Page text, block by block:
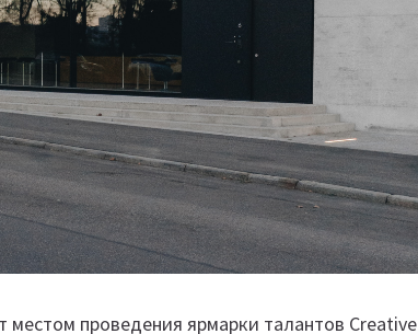
местом проведения ярмарки талантов Creative